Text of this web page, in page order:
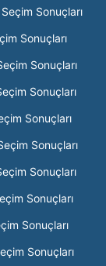
Sonuçları
Sonuçları
Sonuçları
Sonuçları
Sonuçları
Sonuçları
Sonuçları
Sonuçları
Sonuçları
Sonuçları